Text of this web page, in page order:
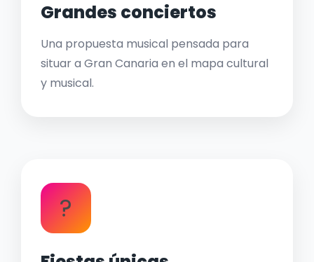
Grandes conciertos
Una propuesta musical pensada para
situar a Gran Canaria en el mapa cultural
y musical.
?